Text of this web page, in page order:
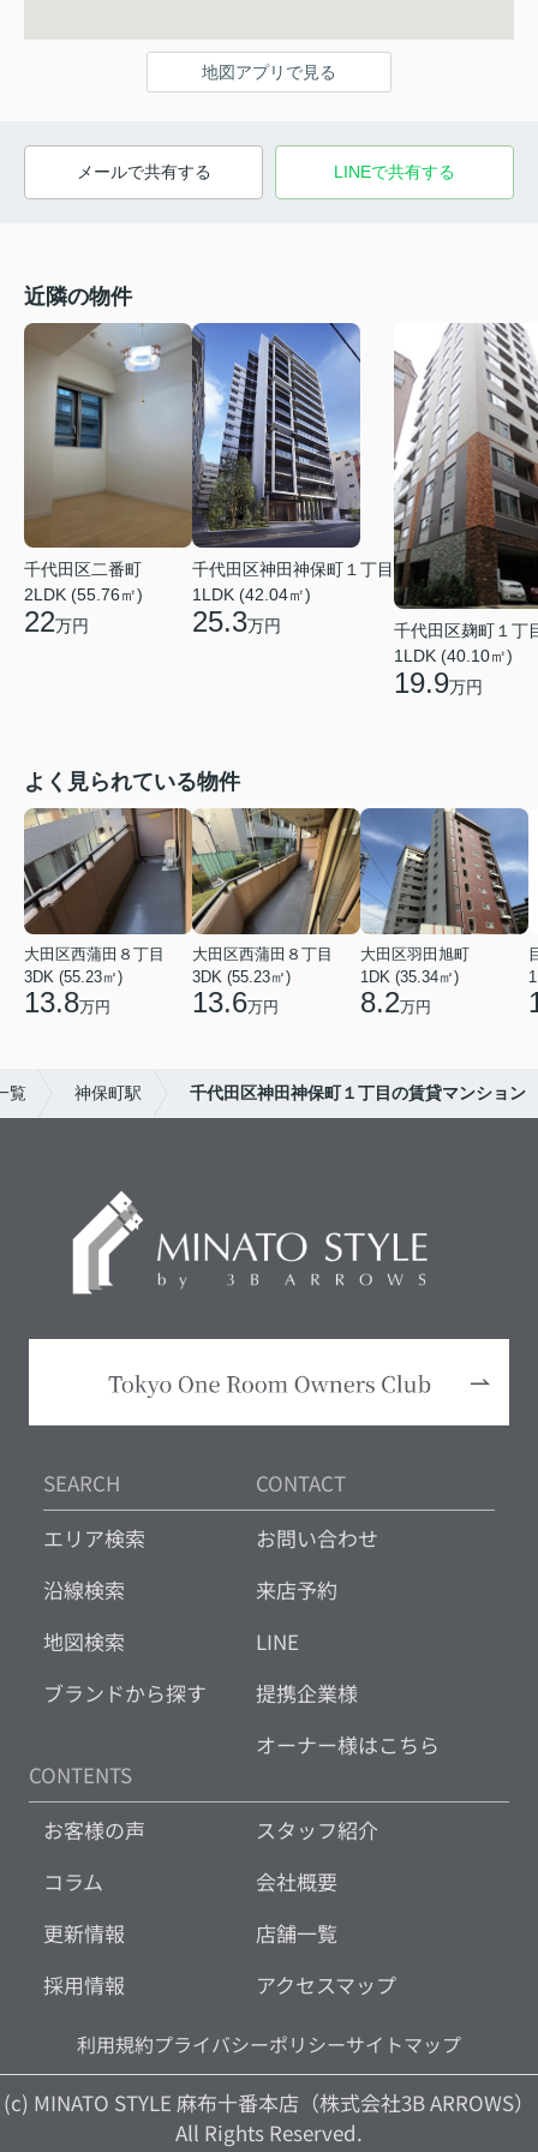
地図アプリで見る
メールで共有する LINEで共有する
近隣の物件
千代田区二番町
2LDK (55.76㎡)
22万円
千代田区神田神保町１丁目
1LDK (42.04㎡)
25.3万円
千代田区麹町１丁
1LDK (40.10㎡)
19.9万円
よく見られている物件
大田区西蒲田８丁目
3DK (55.23㎡)
13.8万円
大田区西蒲田８丁目
3DK (55.23㎡)
13.6万円
大田区羽田旭町
1DK (35.34㎡)
8.2万円
覧 神保町駅 千代田区神田神保町１丁目の賃貸マンション
SEARCH
エリア検索
沿線検索
地図検索
ブランドから探す
CONTACT
お問い合わせ
来店予約
LINE
提携企業様
オーナー様はこちら
CONTENTS
お客様の声
コラム
更新情報
採用情報
スタッフ紹介
会社概要
店舗一覧
アクセスマップ
利用規約プライバシーポリシーサイトマップ
(c) MINATO STYLE 麻布十番本店（株式会社3B ARROWS）
All Rights Reserved.